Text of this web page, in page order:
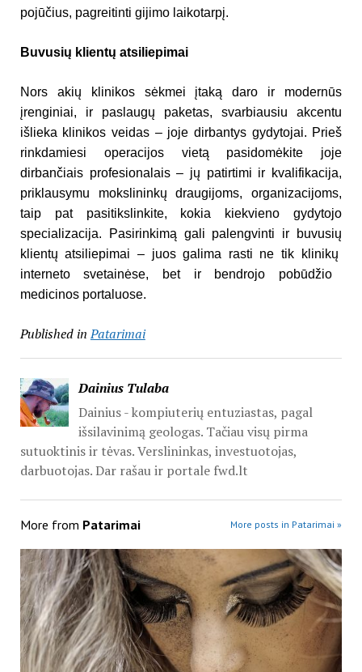
pojūčius, pagreitinti gijimo laikotarpį.
Buvusių klientų atsiliepimai
Nors akių klinikos sėkmei įtaką daro ir modernūs
įrenginiai, ir paslaugų paketas, svarbiausiu akcentu
išlieka klinikos veidas – joje dirbantys gydytojai. Prieš
rinkdamiesi operacijos vietą pasidomėkite joje
dirbančiais profesionalais – jų patirtimi ir kvalifikacija,
priklausymu mokslininkų draugijoms, organizacijoms,
taip pat pasitikslinkite, kokia kiekvieno gydytojo
specializacija. Pasirinkimą gali palengvinti ir buvusių
klientų atsiliepimai – juos galima rasti ne tik klinikų
interneto svetainėse, bet ir bendrojo pobūdžio
medicinos portaluose.
Published in Patarimai
Dainius Tulaba
Dainius - kompiuterių entuziastas, pagal
išsilavinimą geologas. Tačiau visų pirma
sutuoktinis ir tėvas. Verslininkas, investuotojas,
darbuotojas. Dar rašau ir portale fwd.lt
More from Patarimai More posts in Patarimai »